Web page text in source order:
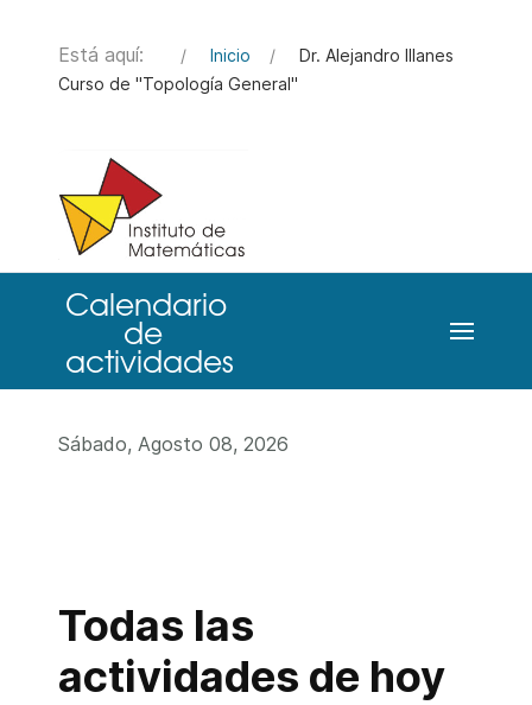
Está aquí: Inicio
Dr. Alejandro Illanes
Curso de "Topología General"
Sábado, Agosto 08, 2026
Todas las
actividades de hoy